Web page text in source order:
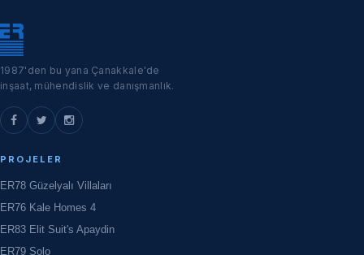
1987'den bu yana Çanakkale'de
inşaat, mühendislik ve danışmanlık.
PROJELER
ER78 Güzelyalı Villaları
ER76 Kale Homes 4
ER83 Elit Suit's Apaydin
ER79 Solo